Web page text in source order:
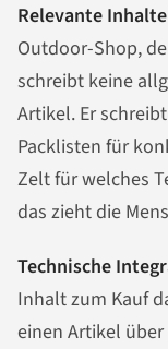
Relevante Inhalte
Outdoor-Shop,
schreibt keine
Artikel. Er
Packlisten für
Zelt für welches
das zieht die
Technische
Inhalt zum Kauf
einen Artikel